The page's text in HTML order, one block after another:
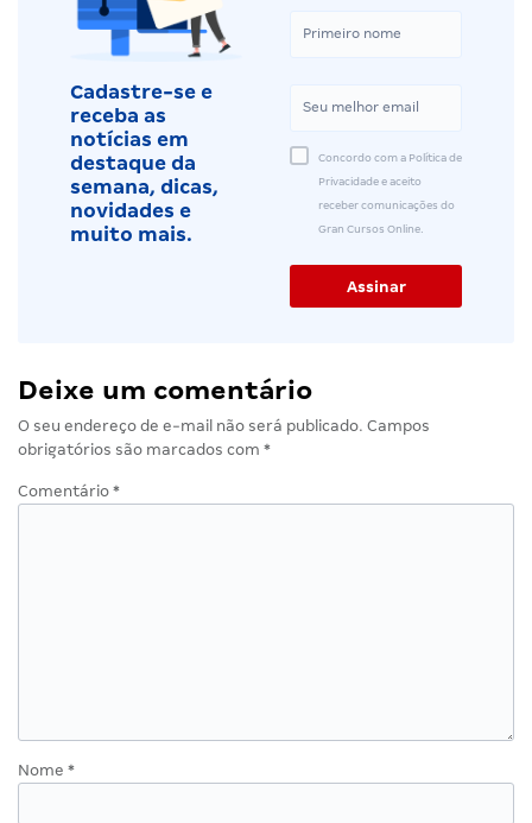
Cadastre-se e
receba as
notícias em
destaque da
semana, dicas,
novidades e
muito mais.
Concordo com a Política de
Privacidade e aceito
receber comunicações do
Gran Cursos Online.
Deixe um comentário
O seu endereço de e-mail não será publicado. Campos
obrigatórios são marcados com *
Comentário *
Nome *